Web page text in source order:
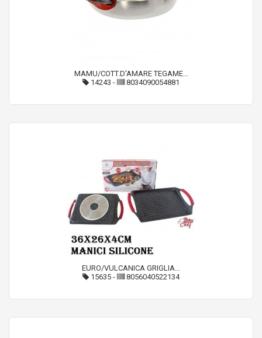
MAMU/COTT.D'AMARE TEGAME...
14243 - 8034090054881
EURO/VULCANICA GRIGLIA...
15635 - 8056040522134